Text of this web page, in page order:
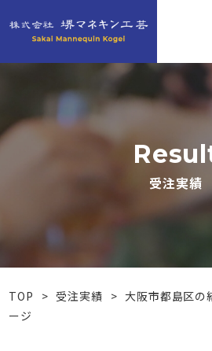
受注実績
TOP > 受注実績 > 大阪市都島区の
ージ